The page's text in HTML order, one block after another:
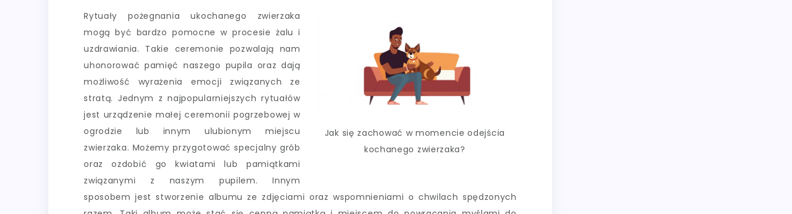
Jak się zachować w momencie odejścia
kochanego zwierzaka?
Rytuały pożegnania ukochanego zwierzaka
mogą być bardzo pomocne w procesie żalu i
uzdrawiania. Takie ceremonie pozwalają nam
uhonorować pamięć naszego pupila oraz dają
możliwość wyrażenia emocji związanych ze
stratą. Jednym z najpopularniejszych rytuałów
jest urządzenie małej ceremonii pogrzebowej w
ogrodzie lub innym ulubionym miejscu
zwierzaka. Możemy przygotować specjalny grób
oraz ozdobić go kwiatami lub pamiątkami
związanymi z naszym pupilem. Innym
sposobem jest stworzenie albumu ze zdjęciami oraz wspomnieniami o chwilach spędzonych